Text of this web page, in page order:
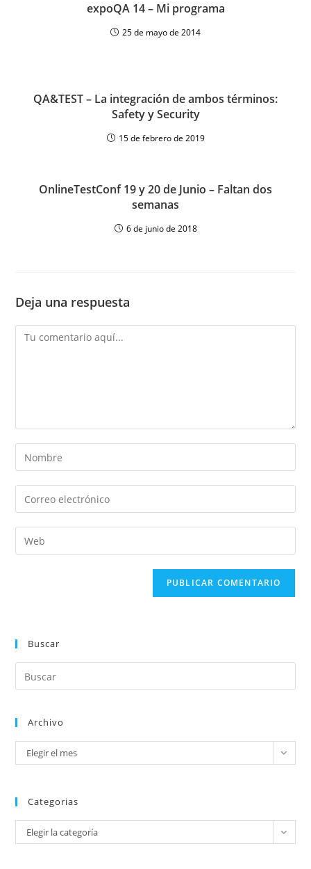
expoQA 14 – Mi programa
25 de mayo de 2014
QA&TEST – La integración de ambos términos:
Safety y Security
15 de febrero de 2019
OnlineTestConf 19 y 20 de Junio – Faltan dos
semanas
6 de junio de 2018
Deja una respuesta
Buscar
Archivo
Elegir el mes
Categorias
Elegir la categoría